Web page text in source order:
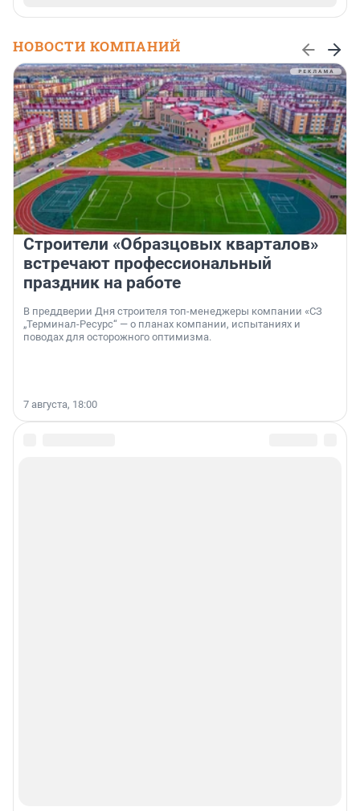
НОВОСТИ КОМПАНИЙ
Строители «Образцовых кварталов»
встречают профессиональный
праздник на работе
В преддверии Дня строителя топ-менеджеры компании «СЗ
„Терминал-Ресурс“ — о планах компании, испытаниях и
поводах для осторожного оптимизма.
7 августа, 18:00